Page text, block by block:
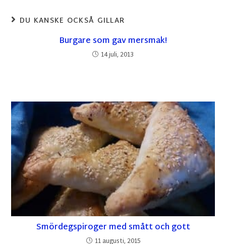
DU KANSKE OCKSÅ GILLAR
Burgare som gav mersmak!
14 juli, 2013
Smördegspiroger med smått och gott
11 augusti, 2015